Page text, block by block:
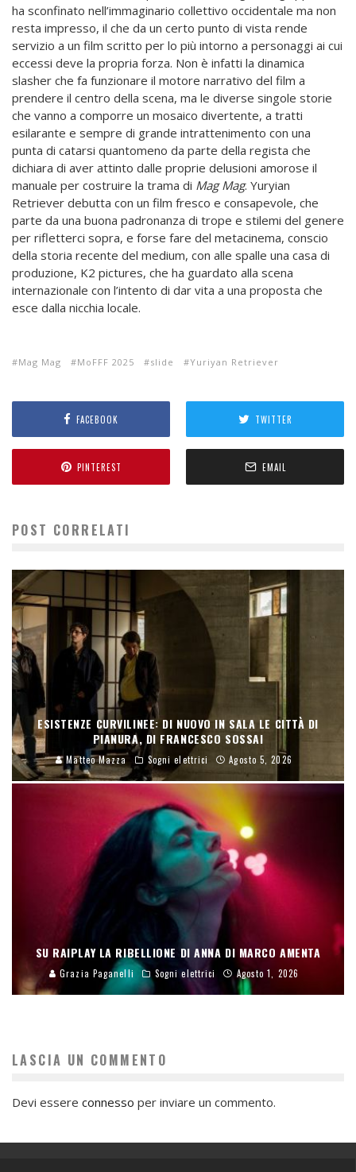
ha sconfinato nell’immaginario collettivo occidentale ma non
resta impresso, il che da un certo punto di vista rende
servizio a un film scritto per lo più intorno a personaggi ai cui
eccessi deve la propria forza. Non è infatti la dinamica
slasher che fa funzionare il motore narrativo del film a
prendere il centro della scena, ma le diverse singole storie
che vanno a comporre un mosaico divertente, a tratti
esilarante e sempre di grande intrattenimento con una
punta di catarsi quantomeno da parte della regista che
dichiara di aver attinto dalle proprie delusioni amorose il
manuale per costruire la trama di Mag Mag. Yuryian
Retriever debutta con un film fresco e consapevole, che
parte da una buona padronanza di trope e stilemi del genere
per rifletterci sopra, e forse fare del metacinema, conscio
della storia recente del medium, con alle spalle una casa di
produzione, K2 pictures, che ha guardato alla scena
internazionale con l’intento di dar vita a una proposta che
esce dalla nicchia locale.
Mag Mag MoFFF 2025 slide Yuriyan Retriever
FACEBOOK TWITTER
PINTEREST EMAIL
POST CORRELATI
ESISTENZE CURVILINEE: DI NUOVO IN SALA LE CITTÀ DI
PIANURA, DI FRANCESCO SOSSAI
Matteo Mazza Sogni elettrici Agosto 5, 2026
SU RAIPLAY LA RIBELLIONE DI ANNA DI MARCO AMENTA
Grazia Paganelli Sogni elettrici Agosto 1, 2026
LASCIA UN COMMENTO
Devi essere connesso per inviare un commento.